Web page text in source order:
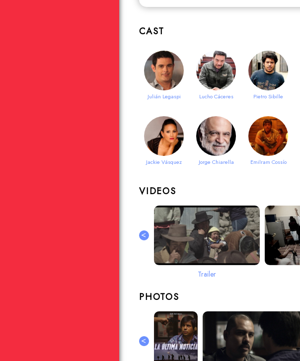
CAST
Julián Legaspi Lucho Cáceres Pietro Sibille
Jackie Vásquez Jorge Chiarella Emilram Cossío
VIDEOS
<
Trailer
PHOTOS
<